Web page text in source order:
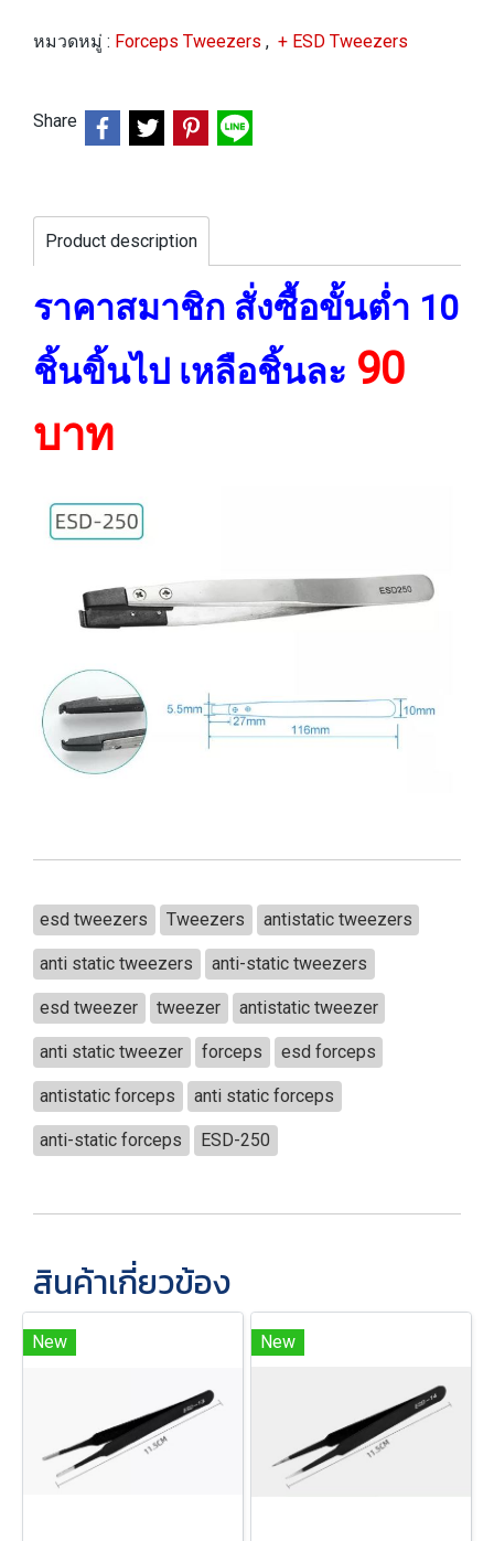
หมวดหมู่ : Forceps Tweezers , + ESD Tweezers
Share
Product description
ราคาสมาชิก สั่งซื้อขั้นต่ำ 10
ชิ้นขิ้นไป เหลือชิ้นละ 90
บาท
esd tweezers Tweezers antistatic tweezers
anti static tweezers anti-static tweezers
esd tweezer tweezer antistatic tweezer
anti static tweezer forceps esd forceps
antistatic forceps anti static forceps
anti-static forceps ESD-250
สินค้าเกี่ยวข้อง
New New